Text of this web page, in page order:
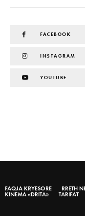
FACEBOOK
INSTAGRAM
YOUTUBE
FAQJA KRYESORE RRETH
KINEMA «DRITA»
TARIFAT